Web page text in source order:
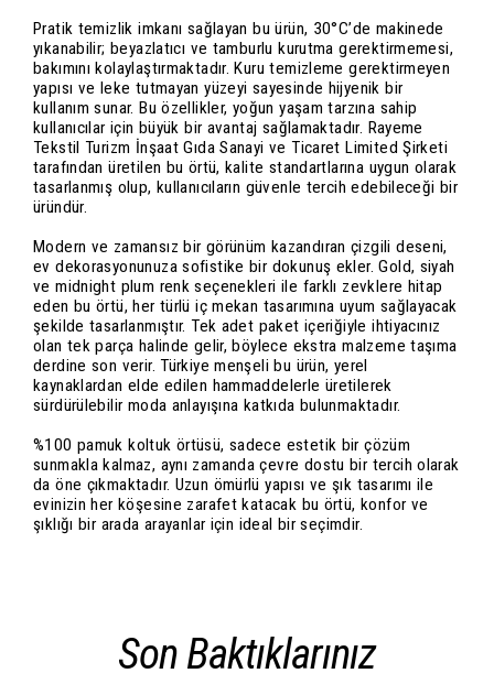
Pratik temizlik imkanı sağlayan bu ürün, 30°C’de makinede
yıkanabilir; beyazlatıcı ve tamburlu kurutma gerektirmemesi,
bakımını kolaylaştırmaktadır. Kuru temizleme gerektirmeyen
yapısı ve leke tutmayan yüzeyi sayesinde hijyenik bir
kullanım sunar. Bu özellikler, yoğun yaşam tarzına sahip
kullanıcılar için büyük bir avantaj sağlamaktadır. Rayeme
Tekstil Turizm İnşaat Gıda Sanayi ve Ticaret Limited Şirketi
tarafından üretilen bu örtü, kalite standartlarına uygun olarak
tasarlanmış olup, kullanıcıların güvenle tercih edebileceği bir
üründür.
Modern ve zamansız bir görünüm kazandıran çizgili deseni,
ev dekorasyonunuza sofistike bir dokunuş ekler. Gold, siyah
ve midnight plum renk seçenekleri ile farklı zevklere hitap
eden bu örtü, her türlü iç mekan tasarımına uyum sağlayacak
şekilde tasarlanmıştır. Tek adet paket içeriğiyle ihtiyacınız
olan tek parça halinde gelir, böylece ekstra malzeme taşıma
derdine son verir. Türkiye menşeli bu ürün, yerel
kaynaklardan elde edilen hammaddelerle üretilerek
sürdürülebilir moda anlayışına katkıda bulunmaktadır.
%100 pamuk koltuk örtüsü, sadece estetik bir çözüm
sunmakla kalmaz, aynı zamanda çevre dostu bir tercih olarak
da öne çıkmaktadır. Uzun ömürlü yapısı ve şık tasarımı ile
evinizin her köşesine zarafet katacak bu örtü, konfor ve
şıklığı bir arada arayanlar için ideal bir seçimdir.
Son Baktıklarınız